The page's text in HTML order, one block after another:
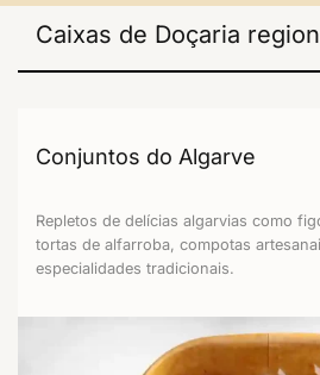
Caixas de Doçaria
Conjuntos do Algarve
Repletos de delícias algarvias como
tortas de alfarroba, compotas
especialidades tradicionais.